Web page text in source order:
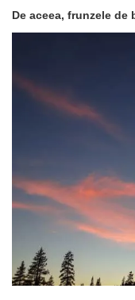
De aceea, frunzele